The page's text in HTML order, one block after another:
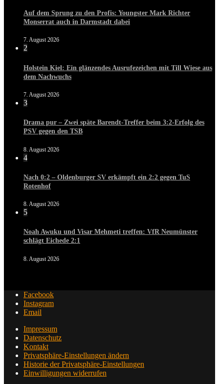
Auf dem Sprung zu den Profis: Youngster Mark Richter
Monserrat auch in Darmstadt dabei
7. August 2026
2
Holstein Kiel: Ein glänzendes Ausrufezeichen mit Till Wiese aus
dem Nachwuchs
7. August 2026
3
Drama pur – Zwei späte Barendt-Treffer beim 3:2-Erfolg des
PSV gegen den TSB
8. August 2026
4
Nach 0:2 – Oldenburger SV erkämpft ein 2:2 gegen TuS
Rotenhof
8. August 2026
5
Noah Awuku und Visar Mehmeti treffen: VfR Neumünster
schlägt Eichede 2:1
8. August 2026
Facebook
Instagram
Email
Impressum
Datenschutz
Kontakt
Privatsphäre-Einstellungen ändern
Historie der Privatsphäre-Einstellungen
Einwilligungen widerrufen